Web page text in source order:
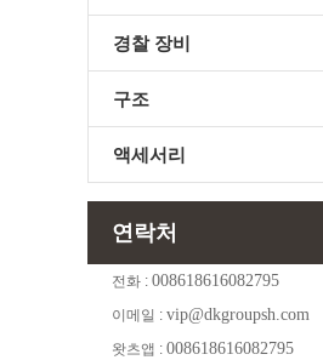
경찰 장비
구조
액세서리
연락처
전화 : 008618616082795
이메일 : vip@dkgroupsh.com
왓츠앱 : 008618616082795